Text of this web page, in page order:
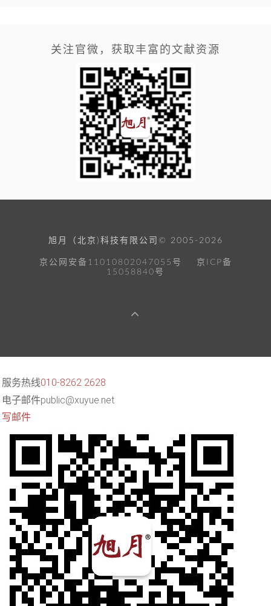
关注官微，获取丰富的文献资源
旭月（北京)科技有限公司© 2005-2026
京公网安备11010802047055号
京ICP备
15058840号
服务热线010-8262 2628
电子邮件public@xuyue.net
写邮件